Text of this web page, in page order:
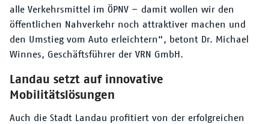
alle Verkehrsmittel im ÖPNV – damit wollen wir den
öffentlichen Nahverkehr noch attraktiver machen und
den Umstieg vom Auto erleichtern“, betont Dr. Michael
Winnes, Geschäftsführer der VRN GmbH.
Landau setzt auf innovative
Mobilitätslösungen
Auch die Stadt Landau profitiert von der erfolgreichen